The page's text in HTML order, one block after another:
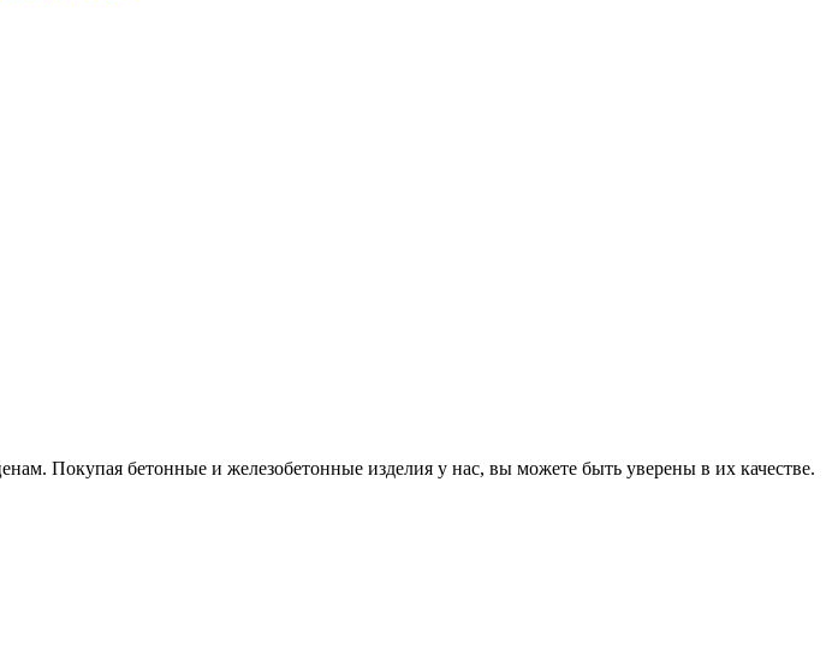
Покупая бетонные и железобетонные изделия у нас, вы можете быть уверены в их качестве.